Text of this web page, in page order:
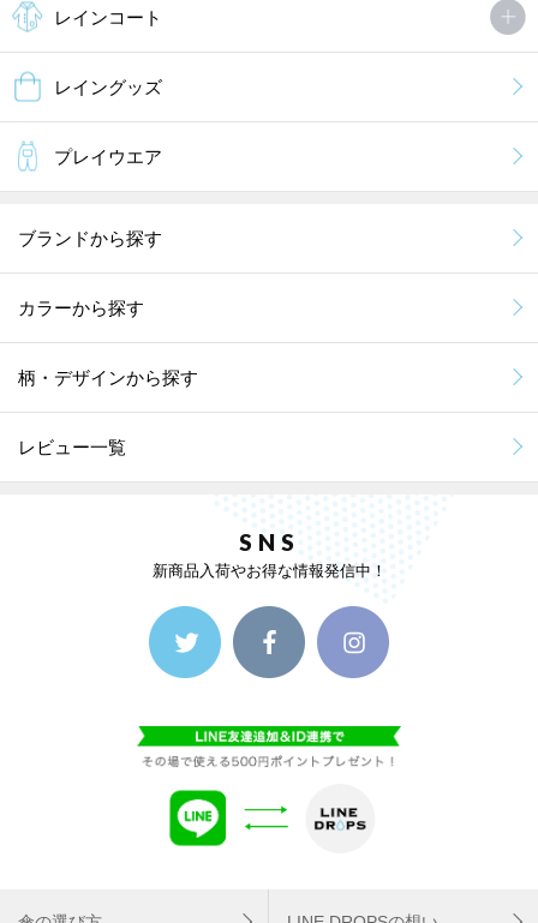
レインコート
レイングッズ
プレイウエア
ブランドから探す
カラーから探す
柄・デザインから探す
レビュー一覧
SNS
新商品入荷やお得な情報発信中！